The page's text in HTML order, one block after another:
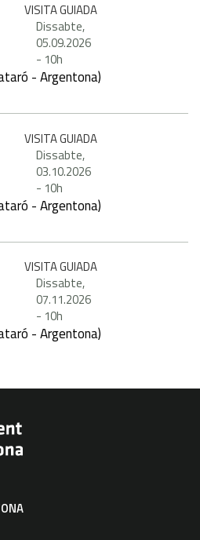
VISITA GUIADA
Dissabte,
05.09.2026
- 10h
- Argentona)
VISITA GUIADA
Dissabte,
03.10.2026
- 10h
- Argentona)
VISITA GUIADA
Dissabte,
07.11.2026
- 10h
- Argentona)